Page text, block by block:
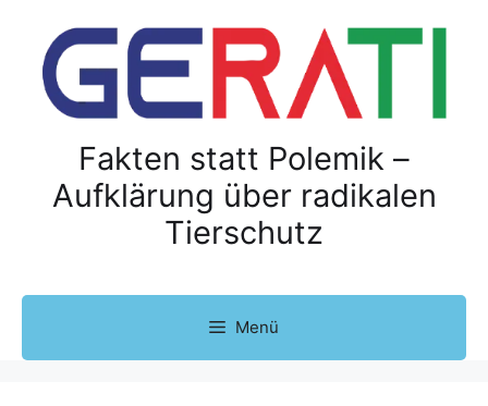
Fakten statt Polemik –
Aufklärung über radikalen
Tierschutz
Menü